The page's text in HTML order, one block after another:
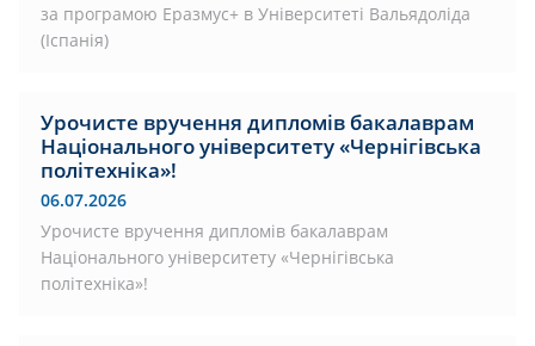
за програмою Еразмус+ в Університеті Вальядоліда
(Іспанія)
Урочисте вручення дипломів бакалаврам
Національного університету «Чернігівська
політехніка»!
06.07.2026
Урочисте вручення дипломів бакалаврам
Національного університету «Чернігівська
політехніка»!